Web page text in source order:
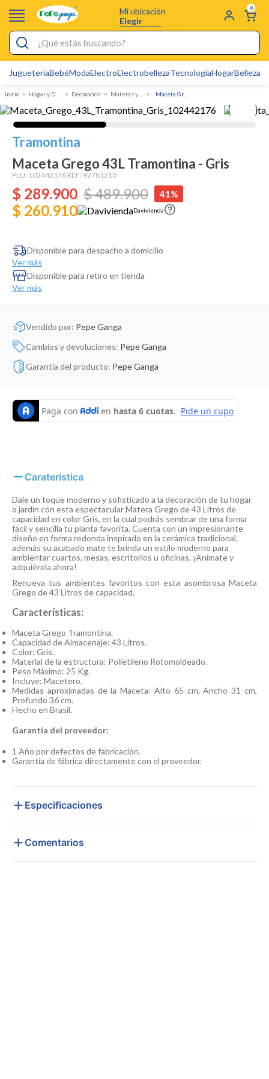
Mi ubicación
Elegir
0
¿Qué estás buscando?
JugueteriaBebéModaElectroElectrobellezaTecnologíaHogarBelleza
Hogar y Decoracion Decoracion Materas y jardineria
Tramontina
Maceta Grego 43L Tramontina - Gris
PLU: 102442176 REF: 92781210
$ 289.900 $489.900 41%
$ 260.910 Davivienda
Disponible para despacho a domicilio
Ver más
Disponible para retiro en tienda
Ver más
Vendido por: Pepe Ganga
Cambios y devoluciones: Pepe Ganga
Garantía del producto: Pepe Ganga
Caraterística
Dale un toque moderno y sofisticado a la decoración de tu hogar
o jardín con esta espectacular Matera Grego de 43 Litros de
capacidad en color Gris, en la cual podrás sembrar de una forma
fácil y sencilla tu planta favorita. Cuenta con un impresionante
diseño en forma redonda inspirado en la cerámica tradicional,
además su acabado mate te brinda un estilo moderno para
ambientar cuartos, mesas, escritorios u oficinas. ¡Anímate y
adquiérela ahora!
Renueva tus ambientes favoritos con esta asombrosa Maceta
Grego de 43 Litros de capacidad.
Características:
Maceta Grego Tramontina.
Capacidad de Almacenaje: 43 Litros.
Color: Gris.
Material de la estructura: Polietileno Rotomoldeado.
Peso Máximo: 25 Kg.
Incluye: Macetero.
Medidas aproximadas de la Maceta: Alto 65 cm, Ancho 31 cm,
Profundo 36 cm.
Hecho en Brasil.
Garantía del proveedor:
1 Año por defectos de fabricación.
Garantía de fábrica directamente con el proveedor.
Especificaciones
Comentarios
Pijamas
Electro
Figuras Toy Story
Carters
Silla Mecedora Bebé
Bebes
Cuna Colecho
Dinosaurio Juguete